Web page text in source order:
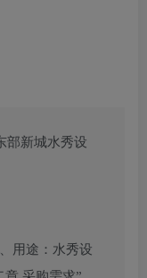
部新城水秀设
用途： 水秀设